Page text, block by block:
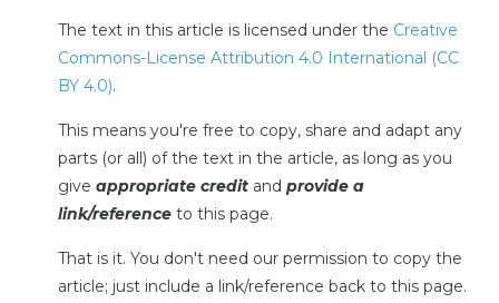
The text in this article is licensed under the Creative
Commons-License Attribution 4.0 International (CC
BY 4.0).
This means you're free to copy, share and adapt any
parts (or all) of the text in the article, as long as you
give appropriate credit and provide a
link/reference to this page.
That is it. You don't need our permission to copy the
article; just include a link/reference back to this page.